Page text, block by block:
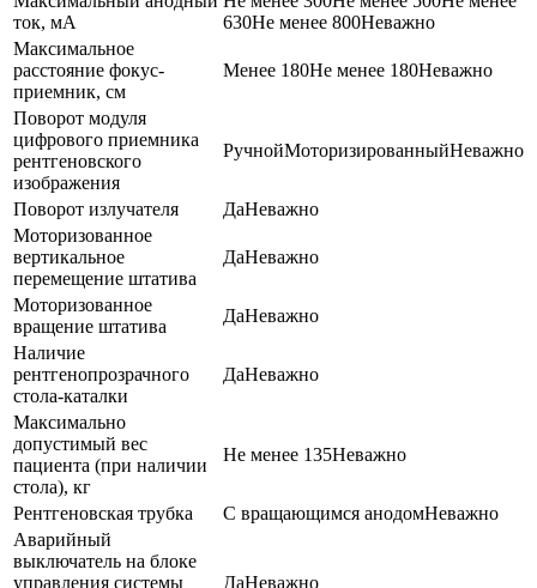
ток, мА
630Не менее 800Неважно
Максимальное
расстояние фокус-
приемник, см
Менее 180Не менее 180Неважно
Поворот модуля
цифрового приемника
рентгеновского
изображения
РучнойМоторизированныйНеважно
Поворот излучателя ДаНеважно
Моторизованное
вертикальное
перемещение штатива
ДаНеважно
Моторизованное
вращение штатива
ДаНеважно
Наличие
рентгенопрозрачного
стола-каталки
ДаНеважно
Максимально
допустимый вес
пациента (при наличии
стола), кг
Не менее 135Неважно
Рентгеновская трубка С вращающимся анодомНеважно
Аварийный
выключатель на блоке
управления системы
ДаНеважно